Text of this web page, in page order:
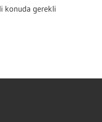
konuda gerekli